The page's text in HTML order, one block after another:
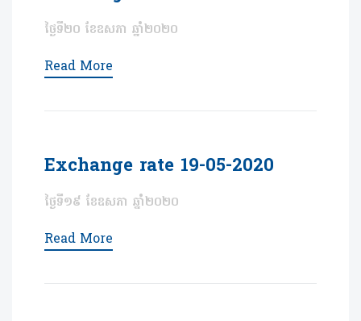
ថ្ងៃទី២០ ខែឧសភា ឆ្នាំ២០២០
Read More
Exchange rate 19-05-2020
ថ្ងៃទី១៩ ខែឧសភា ឆ្នាំ២០២០
Read More